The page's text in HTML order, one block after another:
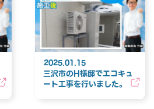
2025.01.15
三沢市のH様邸でエコキュ
ート工事を行いました。